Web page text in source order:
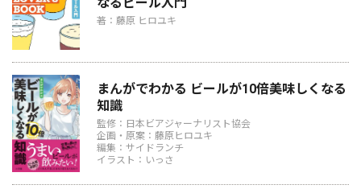
著：藤原 ヒロユキ
まんがでわかる ビールが10倍美味しくなる
知識
監修：日本ビアジャーナリスト協会
企画・原案：藤原ヒロユキ
編集：サイドランチ
イラスト：いっさ